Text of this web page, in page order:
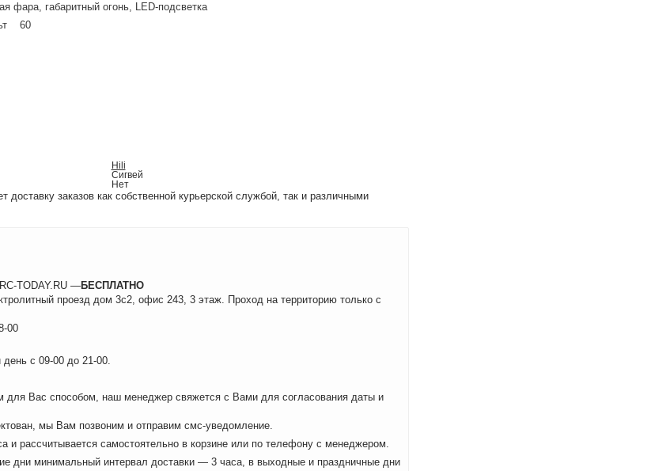
фара, габаритный огонь, LED-подсветка
60
Hili
Сигвей
Нет
доставку заказов как собственной курьерской службой, так и различными
TODAY.RU —БЕСПЛАТНО
проезд дом 3с2, офис 243, 3 этаж. Проход на территорию только с
00
с 09-00 до 21-00.
Вас способом, наш менеджер свяжется с Вами для согласования даты и
мы Вам позвоним и отправим смс-уведомление.
и рассчитывается самостоятельно в корзине или по телефону с менеджером.
дни минимальный интервал доставки — 3 часа, в выходные и праздничные дни